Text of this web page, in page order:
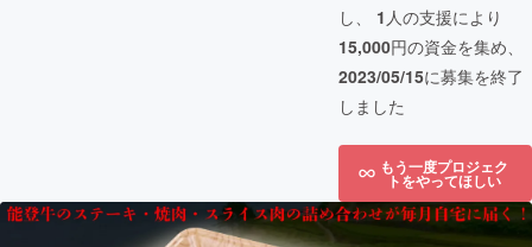
し、 1 人の支援により
15,000円の資金を集め、
2023/05/15に募集を終了
しました
もう一度プロジェク
トをやってほしい